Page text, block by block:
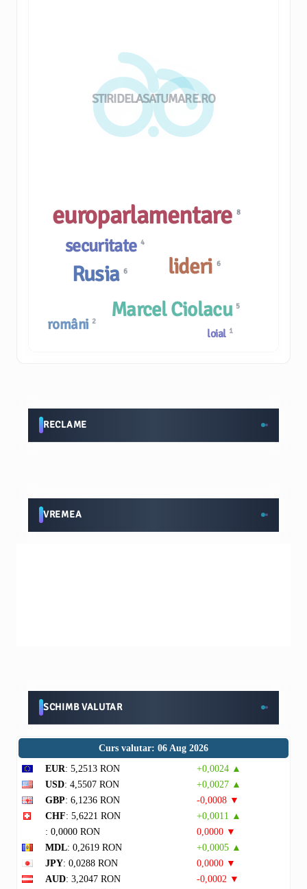
STIRIDELASATUMARE.RO
loial 1
români 2 Marcel Ciolacu 5
lideri 6
securitate 4
europarlamentare 8
Rusia6
RECLAME
VREMEA
SCHIMB VALUTAR
Curs valutar: 06 Aug 2026
EUR: 5,2513 RON
+0,0024 ▲
USD: 4,5507 RON
+0,0027 ▲
GBP: 6,1236 RON
-0,0008 ▼
CHF: 5,6221 RON
+0,0011 ▲
: 0,0000 RON
0,0000 ▼
MDL: 0,2619 RON
+0,0005 ▲
JPY: 0,0288 RON
0,0000 ▼
AUD: 3,2047 RON
-0,0002 ▼